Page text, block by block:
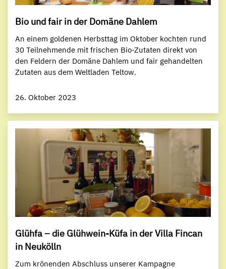
Bio und fair in der Domäne Dahlem
An einem goldenen Herbsttag im Oktober kochten rund
30 Teilnehmende mit frischen Bio-Zutaten direkt von
den Feldern der Domäne Dahlem und fair gehandelten
Zutaten aus dem Weltladen Teltow.
26. Oktober 2023
Glühfa – die Glühwein-Küfa in der Villa Fincan
in Neukölln
Zum krönenden Abschluss unserer Kampagne